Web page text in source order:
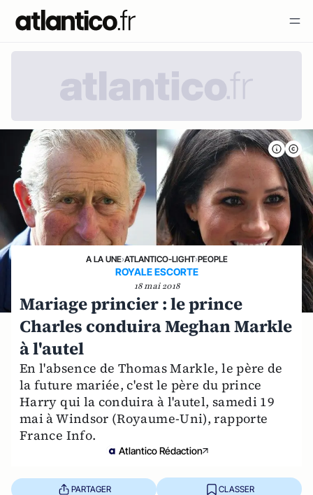
A LA UNE›ATLANTICO-LIGHT›PEOPLE
ROYALE ESCORTE
18 mai 2018
Mariage princier : le prince
Charles conduira Meghan Markle
à l'autel
En l'absence de Thomas Markle, le père de
la future mariée, c'est le père du prince
Harry qui la conduira à l'autel, samedi 19
mai à Windsor (Royaume-Uni), rapporte
France Info.
Atlantico Rédaction
PARTAGER CLASSER